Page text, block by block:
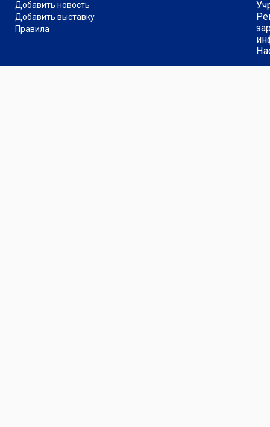
Добавить новость
Добавить выставку
Правила